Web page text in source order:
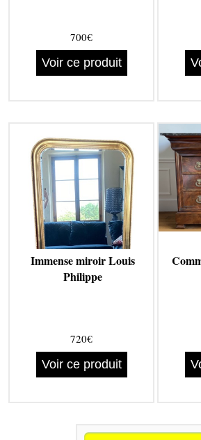
700€
Voir ce produit
Immense miroir Louis
Philippe
720€
Voir ce produit